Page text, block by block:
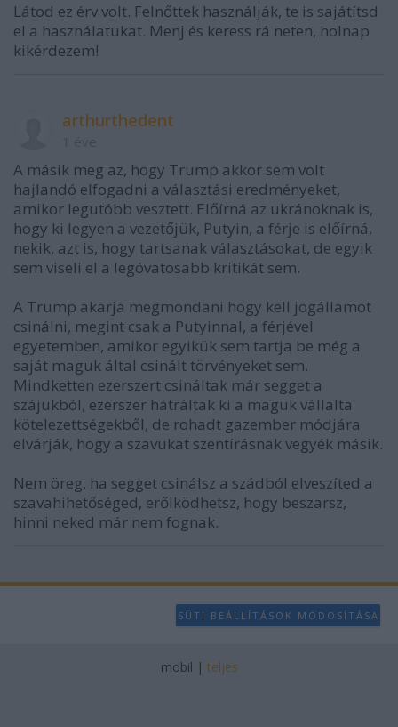
Látod ez érv volt. Felnőttek használják, te is sajátítsd
el a használatukat. Menj és keress rá neten, holnap
kikérdezem!
arthurthedent
A másik meg az, hogy Trump akkor sem volt
hajlandó elfogadni a választási eredményeket,
amikor legutóbb vesztett. Előírná az ukránoknak is,
hogy ki legyen a vezetőjük, Putyin, a férje is előírná,
nekik, azt is, hogy tartsanak választásokat, de egyik
sem viseli el a legóvatosabb kritikát sem.
A Trump akarja megmondani hogy kell jogállamot
csinálni, megint csak a Putyinnal, a férjével
egyetemben, amikor egyikük sem tartja be még a
saját maguk által csinált törvényeket sem.
Mindketten ezerszert csináltak már segget a
szájukból, ezerszer hátráltak ki a maguk vállalta
kötelezettségekből, de rohadt gazember módjára
elvárják, hogy a szavukat szentírásnak vegyék másik.
Nem öreg, ha segget csinálsz a szádból elveszíted a
szavahihetőséged, erőlködhetsz, hogy beszarsz,
hinni neked már nem fognak.
SÜTI BEÁLLÍTÁSOK MÓDOSÍTÁSA
mobil | teljes